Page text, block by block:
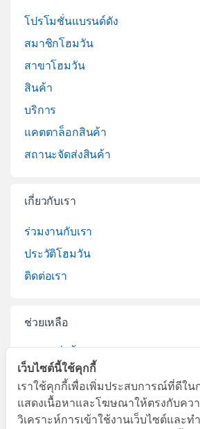
โปรโมชั่นแบรนด์ดัง
สมาชิกโฮมวัน
สาขาโฮมวัน
สินค้า
บริการ
แคตตาล็อกสินค้า
สถานะจัดส่งสินค้า
เกี่ยวกับเรา
ร่วมงานกับเรา
ประวัติโฮมวัน
ติดต่อเรา
ช่วยเหลือ
บริการจัดส่งสินค้า
เปลี่ยนคืนสินค้า
เว็บไซต์นี้ใช้คุกกี้
เราใช้คุกกี้เพื่อเพิ่มประสบการณ์ที่ดีใน
แสดงเนื้อหาและโฆษณาให้ตรงกับคว
วิเคราะห์การเข้าใช้งานเว็บไซต์และท